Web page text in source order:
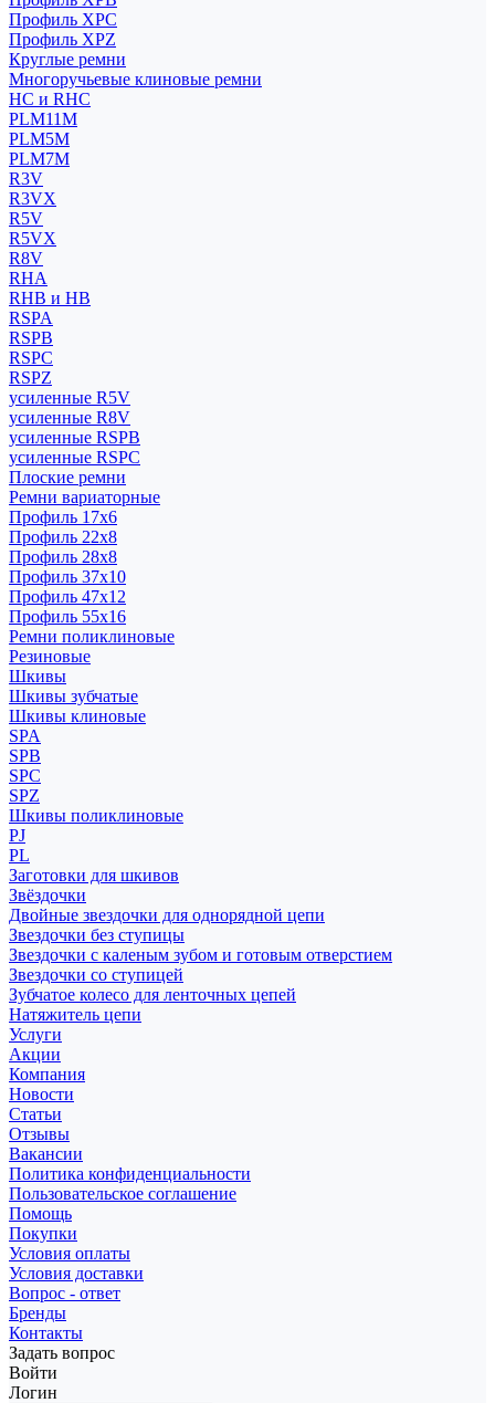
Профиль XPC
Профиль XPZ
Круглые ремни
Многоручьевые клиновые ремни
HC и RHC
PLM11M
PLM5M
PLM7M
R3V
R3VX
R5V
R5VX
R8V
RHA
RHB и HB
RSPA
RSPB
RSPC
RSPZ
усиленные R5V
усиленные R8V
усиленные RSPB
усиленные RSPC
Плоские ремни
Ремни вариаторные
Профиль 17x6
Профиль 22x8
Профиль 28x8
Профиль 37x10
Профиль 47x12
Профиль 55x16
Ремни поликлиновые
Резиновые
Шкивы
Шкивы зубчатые
Шкивы клиновые
SPA
SPB
SPC
SPZ
Шкивы поликлиновые
PJ
PL
Заготовки для шкивов
Звёздочки
Двойные звездочки для однорядной цепи
Звездочки без ступицы
Звездочки с каленым зубом и готовым отверстием
Звездочки со ступицей
Зубчатое колесо для ленточных цепей
Натяжитель цепи
Услуги
Акции
Компания
Новости
Статьи
Отзывы
Вакансии
Политика конфиденциальности
Пользовательское соглашение
Помощь
Покупки
Условия оплаты
Условия доставки
Вопрос - ответ
Бренды
Контакты
Задать вопрос
Войти
Логин